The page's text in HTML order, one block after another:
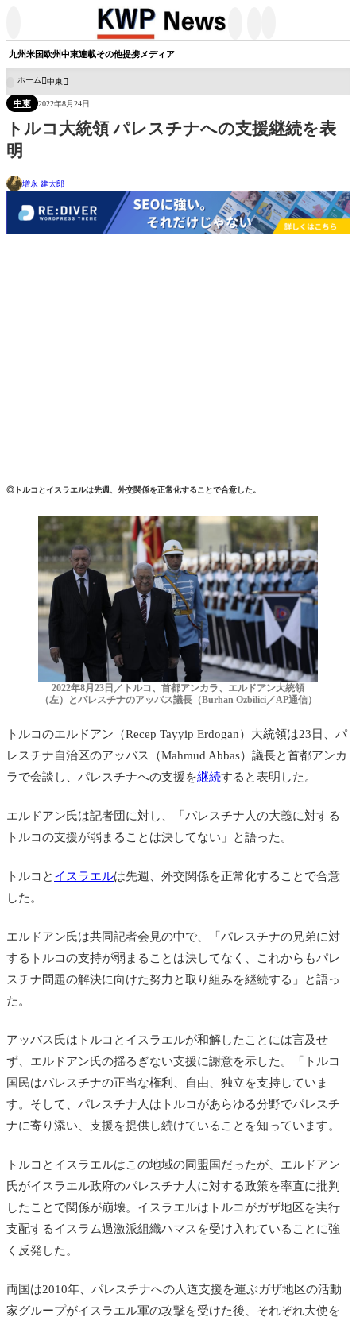
九州米国欧州中東連載その他提携メディア
ホーム 中東
中東 2022年8月24日
トルコ大統領 パレスチナへの支援継続を表
明
増永 建太郎
◎トルコとイスラエルは先週、外交関係を正常化することで合意した。
2022年8月23日／トルコ、首都アンカラ、エルドアン大統領
（左）とパレスチナのアッバス議長（Burhan Ozbilici／AP通信）
トルコのエルドアン（Recep Tayyip Erdogan）大統領は23日、パ
レスチナ自治区のアッバス
（Mahmud Abbas） 議長と首都アンカ
ラで会談し、パレスチナへの支援を継続すると表明した。
エルドアン氏は記者団に対し、「パレスチナ人の大義に対する
トルコの支援が弱まることは決してない」と語った。
トルコと イスラエルは先週、外交関係を正常化することで合意
した。
エルドアン氏は共同記者会見の中で、「パレスチナの兄弟に対
するトルコの支持が弱まることは決してなく、これからもパレ
スチナ問題の解決に向けた努力と取り組みを継続する」と語っ
た。
アッバス氏はトルコとイスラエルが和解したことには言及せ
ず、エルドアン氏の揺るぎない支援に謝意を示した。「トルコ
国民はパレスチナの正当な権利、自由、独立を支持していま
す。そして、パレスチナ人はトルコがあらゆる分野でパレスチ
ナに寄り添い、支援を提供し続けていることを知っています。
トルコとイスラエルはこの地域の同盟国だったが、エルドアン
氏がイスラエル政府のパレスチナ人に対する政策を率直に批判
したことで関係が崩壊。イスラエルはトルコがガザ地区を実行
支配するイスラム過激派組織ハマスを受け入れていることに強
く反発した。
両国は2010年、パレスチナへの人道支援を運ぶガザ地区の活動
家グループがイスラエル軍の攻撃を受けた後、それぞれ大使を